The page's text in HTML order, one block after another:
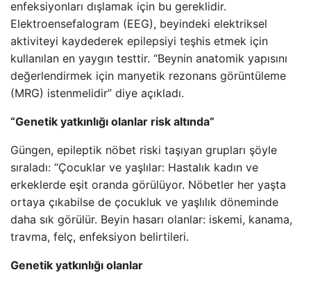
enfeksiyonları dışlamak için bu gereklidir.
Elektroensefalogram (EEG), beyindeki elektriksel
aktiviteyi kaydederek epilepsiyi teşhis etmek için
kullanılan en yaygın testtir. “Beynin anatomik yapısını
değerlendirmek için manyetik rezonans görüntüleme
(MRG) istenmelidir” diye açıkladı.
“Genetik yatkınlığı olanlar risk altında”
Güngen, epileptik nöbet riski taşıyan grupları şöyle
sıraladı: “Çocuklar ve yaşlılar: Hastalık kadın ve
erkeklerde eşit oranda görülüyor. Nöbetler her yaşta
ortaya çıkabilse de çocukluk ve yaşlılık döneminde
daha sık görülür. Beyin hasarı olanlar: iskemi, kanama,
travma, felç, enfeksiyon belirtileri.
Genetik yatkınlığı olanlar